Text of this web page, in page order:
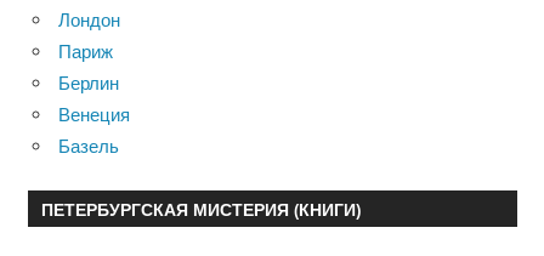
Лондон
Париж
Берлин
Венеция
Базель
ПЕТЕРБУРГСКАЯ МИСТЕРИЯ (КНИГИ)